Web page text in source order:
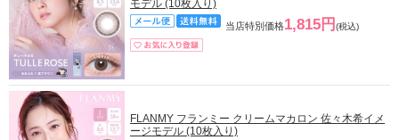
モデル (10枚入り)
当店特別価格1,815円 (税込)
FLANMY フランミー クリームマカロン 佐々木希イメ
ージモデル (10枚入り)